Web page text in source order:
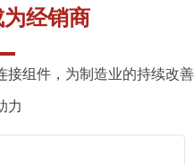
为经销商
接组件，为制造业的持续改善
力